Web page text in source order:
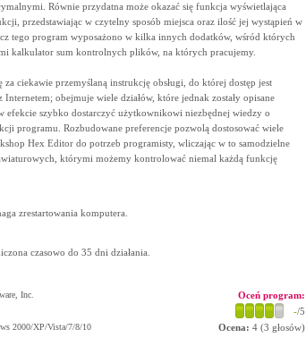
Równie przydatna może okazać się funkcja wyświetlająca
przedstawiając w czytelny sposób miejsca oraz ilość jej wystąpień w
tego program wyposażono w kilka innych dodatków, wśród których
kalkulator sum kontrolnych plików, na których pracujemy.
za ciekawie przemyślaną instrukcję obsługi, do której dostęp jest
Internetem; obejmuje wiele działów, które jednak zostały opisane
efekcie szybko dostarczyć użytkownikowi niezbędnej wiedzy o
programu. Rozbudowane preferencje pozwolą dostosować wiele
Hex Editor do potrzeb programisty, wliczając w to samodzielne
którymi możemy kontrolować niemal każdą funkcję
zrestartowania komputera.
czasowo do 35 dni działania.
Inc.
2000/XP/Vista/7/8/10
Oceń program:
-/5
Ocena: 4(3 głosów)